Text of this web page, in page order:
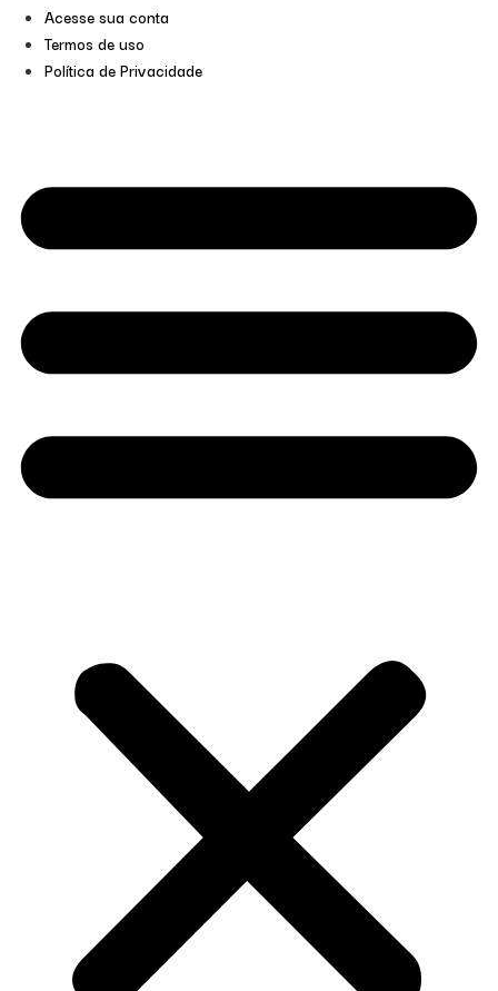
Acesse sua conta
Termos de uso
Política de Privacidade